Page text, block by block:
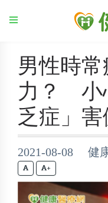
男性時
力？ 小
乏症」害
2021-08-08 健
+